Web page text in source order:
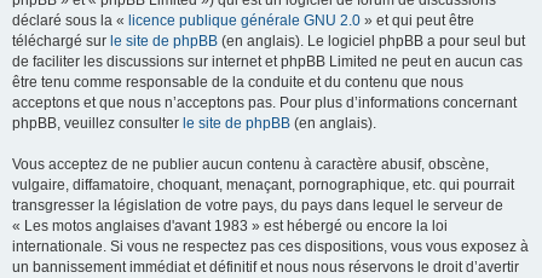
déclaré sous la « licence publique générale GNU 2.0 » et qui peut être
téléchargé sur le site de phpBB (en anglais). Le logiciel phpBB a pour seul but
de faciliter les discussions sur internet et phpBB Limited ne peut en aucun cas
être tenu comme responsable de la conduite et du contenu que nous
acceptons et que nous n’acceptons pas. Pour plus d’informations concernant
phpBB, veuillez consulter le site de phpBB (en anglais).
Vous acceptez de ne publier aucun contenu à caractère abusif, obscène,
vulgaire, diffamatoire, choquant, menaçant, pornographique, etc. qui pourrait
transgresser la législation de votre pays, du pays dans lequel le serveur de
« Les motos anglaises d'avant 1983 » est hébergé ou encore la loi
internationale. Si vous ne respectez pas ces dispositions, vous vous exposez à
un bannissement immédiat et définitif et nous nous réservons le droit d’avertir